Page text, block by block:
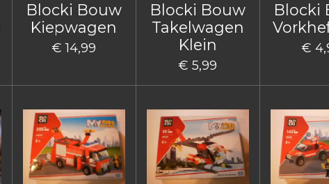
Blocki Bouw
Kiepwagen
€ 14,99
Blocki Bouw
Takelwagen
Klein
€ 5,99
Blocki
€